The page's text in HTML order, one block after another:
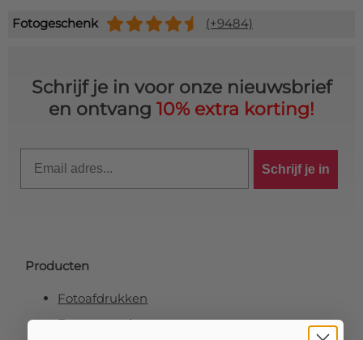
Fotogeschenk (+9484)
Schrijf je in voor onze nieuwsbrief
en ontvang 10% extra korting!
Schrijf je in
Producten
Fotoafdrukken
Fotovergrotingen